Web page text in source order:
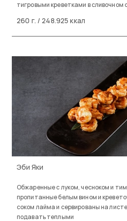
тигровыми креветками в сливочном
260 г. / 248.925 ккал
Эби Яки
Обжаренные с луком, чесноком и
пропитанные белым вином и
соком лайма и сервированы на
подавать теплыми